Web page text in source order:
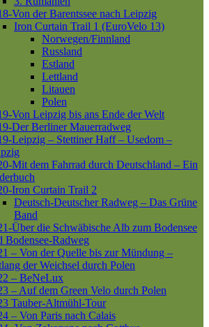
Von der Barentssee nach Leipzig
Iron Curtain Trail 1 (EuroVelo 13)
Norwegen/Finnland
Russland
Estland
Lettland
Litauen
Polen
Von Leipzig bis ans Ende der Welt
Der Berliner Mauerradweg
Leipzig – Stettiner Haff – Usedom –
Mit dem Fahrrad durch Deutschland – Ein
Iron Curtain Trail 2
Deutsch-Deutscher Radweg – Das Grüne
Band
Über die Schwäbische Alb zum Bodensee
Bodensee-Radweg
– Von der Quelle bis zur Mündung –
der Weichsel durch Polen
– BeNeLux
– Auf dem Green Velo durch Polen
Tauber-Altmühl-Tour
– Von Paris nach Calais